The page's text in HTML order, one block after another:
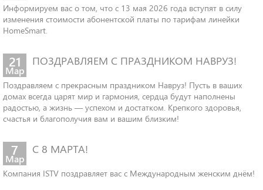
Информируем вас о том, что с 13 мая 2026 года вступят в силу
изменения стоимости абонентской платы по тарифам линейки
HomeSmart.
21
Мар
ПОЗДРАВЛЯЕМ С ПРАЗДНИКОМ НАВРУЗ!
Поздравляем с прекрасным праздником Навруз! Пусть в ваших
домах всегда царят мир и гармония, сердца будут наполнены
радостью, а жизнь — успехом и достатком. Крепкого здоровья,
счастья и благополучия вам и вашим близким!
7
Мар
С 8 МАРТА!
Компания ISTV поздравляет вас с Международным женским днём!